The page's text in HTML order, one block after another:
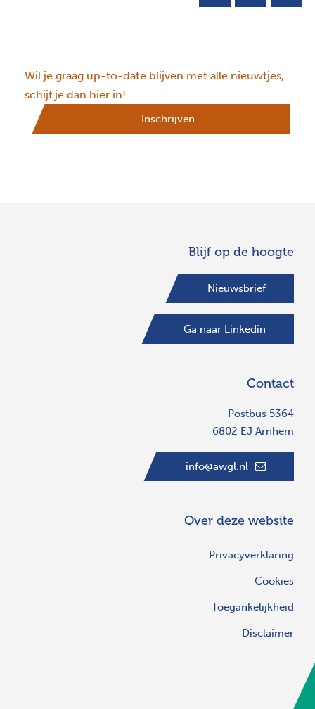
Wil je graag up-to-date blijven met alle nieuwtjes,
schijf je dan hier in!
Inschrijven
Blijf op de hoogte
Nieuwsbrief
Ga naar Linkedin
Contact
Postbus 5364
6802 EJ Arnhem
info@awgl.nl
Over deze website
Privacyverklaring
Cookies
Toegankelijkheid
Disclaimer